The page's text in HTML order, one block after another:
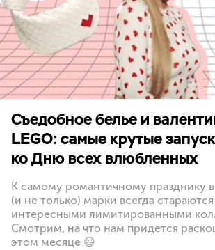
Съедобное белье и
LEGO: самые крутые
ко Дню всех влюбленных
К самому романтичному празднику
(и не только) марки всегда
интересными лимитированными
Смотрим, на что нам придется
этом месяце 😄